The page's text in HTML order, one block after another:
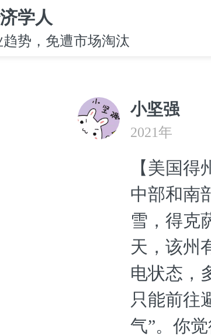
学人
趋势，免遭市场淘汰
小坚强
2021年
【美国
中部和南
雪，得克
天，该州
电状态，
只能前往
气”。你